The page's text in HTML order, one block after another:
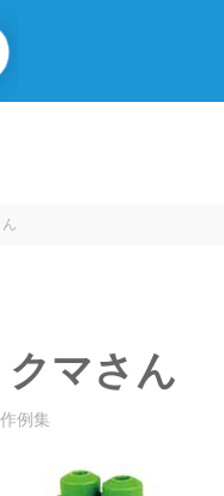
クマさん
作例集